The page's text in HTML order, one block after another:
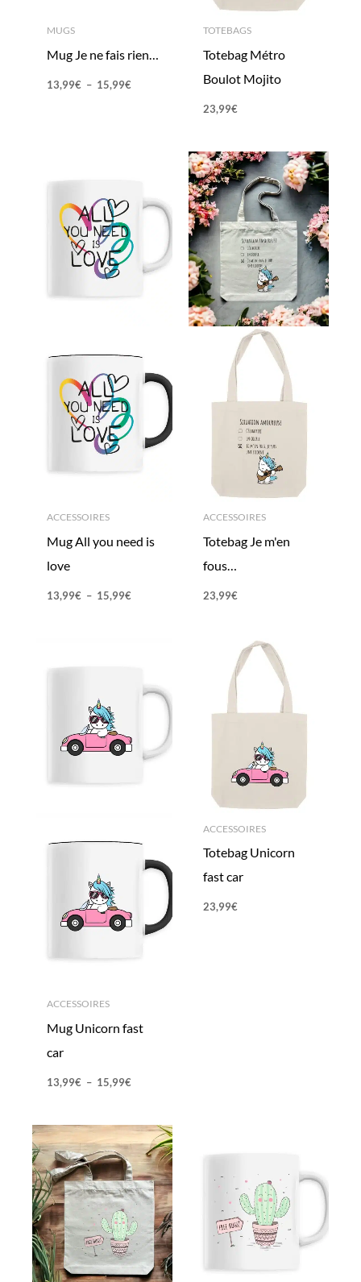
MUGS
Mug Je ne fais rien…
13,99€ – 15,99€
TOTEBAGS
Totebag Métro
Boulot Mojito
23,99€
ACCESSOIRES
Mug All you need is
love
13,99€ – 15,99€
13,99€
ACCESSOIRES
Totebag Je m'en
fous…
23,99€
ACCESSOIRES
Mug Unicorn fast
car
13,99€ – 15,99€
13,99€
ACCESSOIRES
Totebag Unicorn
fast car
23,99€
13,99€
à
15,99€